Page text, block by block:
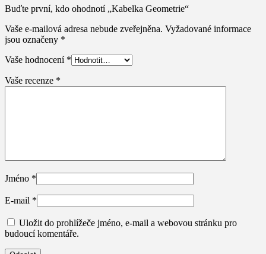
Buďte první, kdo ohodnotí „Kabelka Geometrie“
Vaše e-mailová adresa nebude zveřejněna. Vyžadované informace
jsou označeny *
Vaše hodnocení *
Vaše recenze *
Jméno *
E-mail *
Uložit do prohlížeče jméno, e-mail a webovou stránku pro
budoucí komentáře.